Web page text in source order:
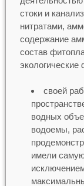
стоки и
нитратами,
содержание
состав
своей
водных
водоемы,
имели